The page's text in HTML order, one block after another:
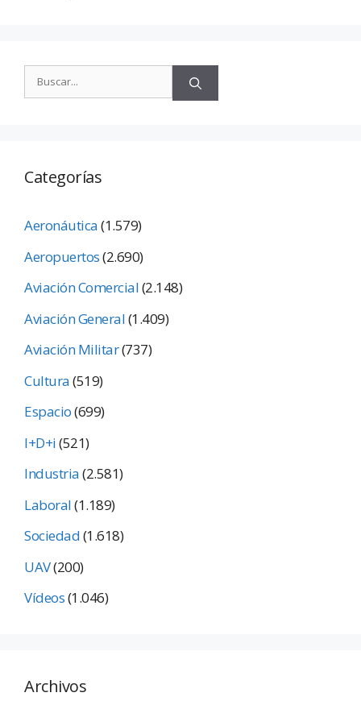
Categorías
Aeronáutica(1.579)
Aeropuertos(2.690)
Aviación Comercial(2.148)
Aviación General(1.409)
Aviación Militar(737)
Cultura(519)
Espacio(699)
I+D+i(521)
Industria(2.581)
Laboral(1.189)
Sociedad(1.618)
UAV(200)
Vídeos(1.046)
Archivos